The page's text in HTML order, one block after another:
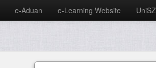
e-Aduan e-Learning Website